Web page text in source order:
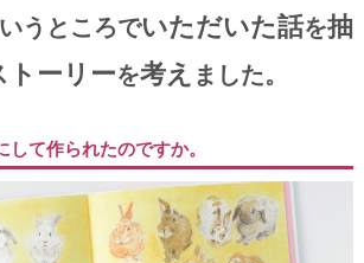
うところでいただいた話を抽
トーリーを考え ました。
して作られたのですか。